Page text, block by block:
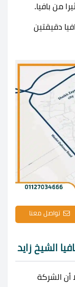
من بافيا.
دقيقتين
تواصل معنا
الشيخ زايد
أن الشركة